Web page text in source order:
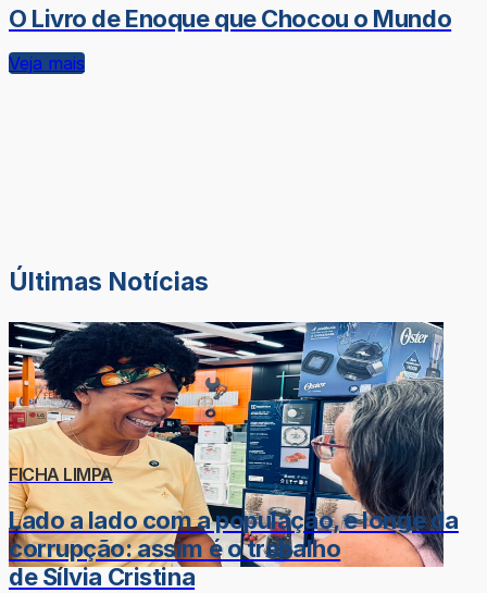
O Livro de Enoque que Chocou o Mundo
Veja mais
Últimas Notícias
FICHA LIMPA
Lado a lado com a população, e longe da
corrupção: assim é o trabalho
de Sílvia Cristina